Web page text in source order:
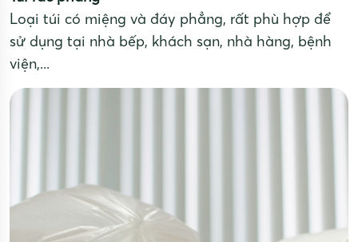
Loại túi có miệng và đáy phẳng, rất phù hợp để
sử dụng tại nhà bếp, khách sạn, nhà hàng, bệnh
viện,...